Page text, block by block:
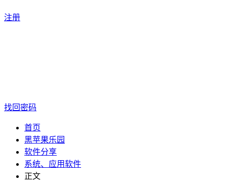
注册
找回密码
首页
黑苹果乐园
软件分享
系统、应用软件
正文